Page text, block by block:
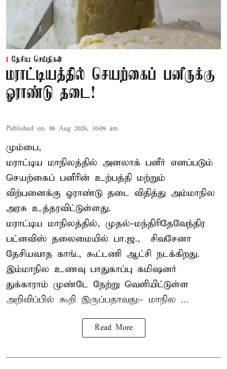
தேசிய செய்திகள்
மராட்டியத்தில் செயற்கைப் பனீருக்கு
ஓராண்டு தடை!
Published on: 06 Aug 2026, 10:09 am
மும்பை,
மராட்டிய மாநிலத்தில் அனலாக் பனீர் எனப்படும்
செயற்கைப் பனீரின் உற்பத்தி மற்றும்
விற்பனைக்கு ஓராண்டு தடை விதித்து அம்மாநில
அரசு உத்தரவிட்டுள்ளது.
மராட்டிய மாநிலத்தில், முதல்-மந்திரிதேவேந்திர
பட்னவிஸ் தலைமையில் பா.ஜ., – சிவசேனா –
தேசியவாத காங்., கூட்டணி ஆட்சி நடக்கிறது.
இம்மாநில உணவு பாதுகாப்பு கமிஷனர்
துக்காராம் முண்டே நேற்று வெளியிட்டுள்ள
அறிவிப்பில் கூறி இருப்பதாவது:- மாநில ...
Read More